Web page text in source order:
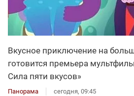
Вкусное приключение на
готовится премьера
Сила пяти вкусов»
Панорама сегодня, 09:45